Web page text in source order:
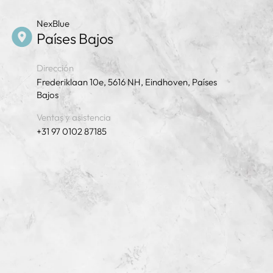
NexBlue
Países Bajos
Dirección
Frederiklaan 10e, 5616 NH, Eindhoven, Países
Bajos
Ventas y asistencia
+31 97 0102 87185